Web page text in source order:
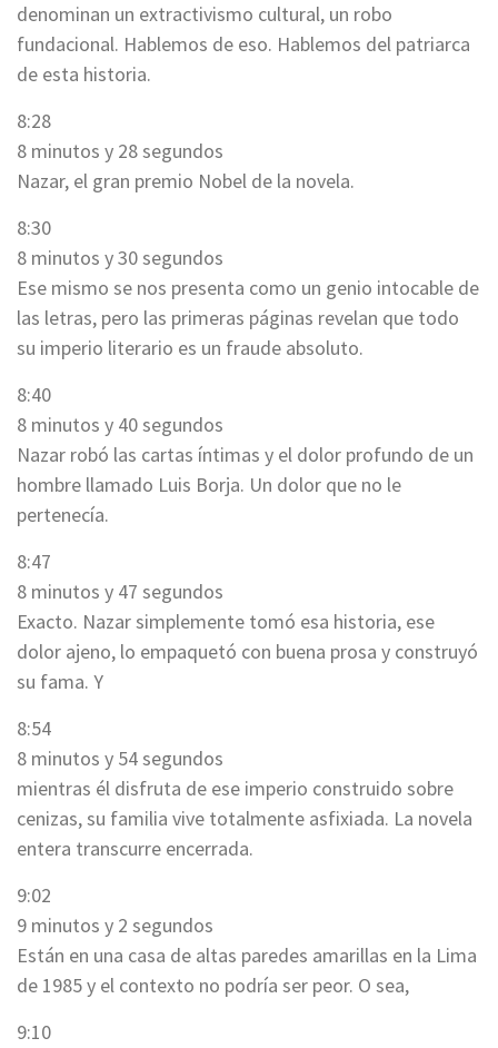
denominan un extractivismo cultural, un robo
fundacional. Hablemos de eso. Hablemos del patriarca
de esta historia.
8:28
8 minutos y 28 segundos
Nazar, el gran premio Nobel de la novela.
8:30
8 minutos y 30 segundos
Ese mismo se nos presenta como un genio intocable de
las letras, pero las primeras páginas revelan que todo
su imperio literario es un fraude absoluto.
8:40
8 minutos y 40 segundos
Nazar robó las cartas íntimas y el dolor profundo de un
hombre llamado Luis Borja. Un dolor que no le
pertenecía.
8:47
8 minutos y 47 segundos
Exacto. Nazar simplemente tomó esa historia, ese
dolor ajeno, lo empaquetó con buena prosa y construyó
su fama. Y
8:54
8 minutos y 54 segundos
mientras él disfruta de ese imperio construido sobre
cenizas, su familia vive totalmente asfixiada. La novela
entera transcurre encerrada.
9:02
9 minutos y 2 segundos
Están en una casa de altas paredes amarillas en la Lima
de 1985 y el contexto no podría ser peor. O sea,
9:10